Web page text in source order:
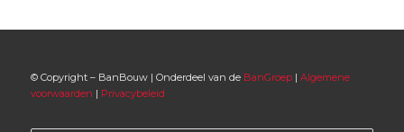
© Copyright – BanBouw | Onderdeel van de BanGroep| Algemene
voorwaarden | Privacybeleid